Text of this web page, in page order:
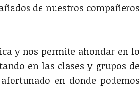
de nuestros compañeros
y nos permite ahondar en lo
en las clases y grupos de
en donde podemos